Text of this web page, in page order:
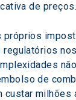
de preços.
próprios
de
custar milhões